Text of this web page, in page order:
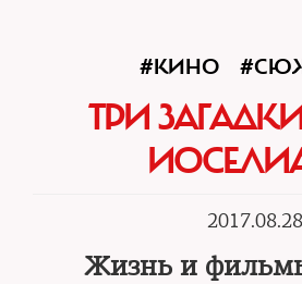
#КИНО
ТРИ
2017.08.28
Жизнь и